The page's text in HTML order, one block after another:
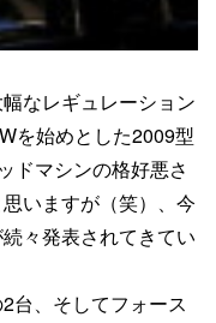
なレギュレーション
を始めとした2009型
ドマシンの格好悪さ
いますが（笑）、今
々発表されてきてい
台、そしてフォース